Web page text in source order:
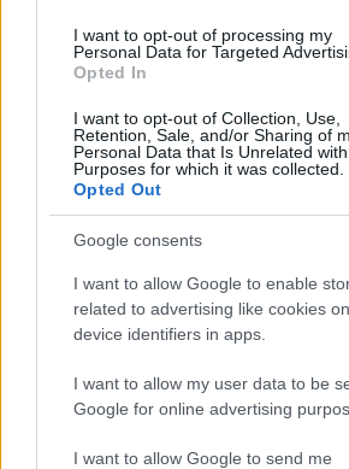
I want to opt-out of processing my
Personal Data for Targeted
Opted In
I want to opt-out of Collection, Use,
Retention, Sale, and/or Sharing of
Personal Data that Is Unrelated
Purposes for which it was collected.
Opted Out
Google consents
I want to allow Google to enable
related to advertising like cookies
device identifiers in apps.
I want to allow my user data to be
Google for online advertising
I want to allow Google to send me